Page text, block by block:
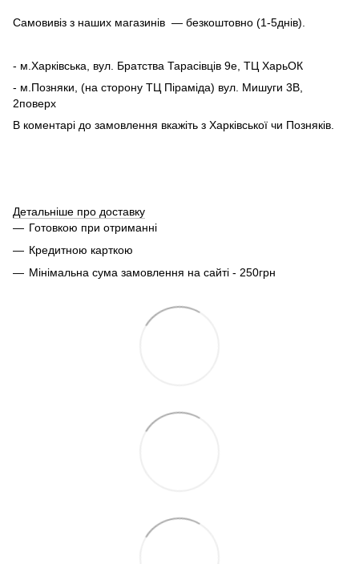
Самовивіз з наших магазинів — безкоштовно (1-5днів).
- м.Харківська, вул. Братства Тарасівців 9е, ТЦ ХарьОК
- м.Позняки, (на сторону ТЦ Піраміда) вул. Мишуги 3В,
2поверх
В коментарі до замовлення вкажіть з Харківської чи Позняків.
Детальніше про доставку
Готовкою при отриманні
Кредитною карткою
Мінімальна сума замовлення на сайті - 250грн